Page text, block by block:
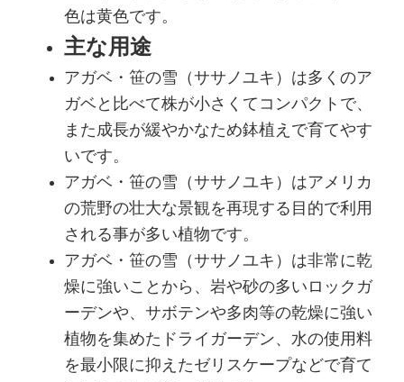
色は黄色です。
主な用途
アガベ・笹の雪（ササノユキ）は多くのア
ガベと比べて株が小さくてコンパクトで、
また成長が緩やかなため鉢植えで育てやす
いです。
アガベ・笹の雪（ササノユキ）はアメリカ
の荒野の壮大な景観を再現する目的で利用
される事が多い植物です。
アガベ・笹の雪（ササノユキ）は非常に乾
燥に強いことから、岩や砂の多いロックガ
ーデンや、サボテンや多肉等の乾燥に強い
植物を集めたドライガーデン、水の使用料
を最小限に抑えたゼリスケープなどで育て